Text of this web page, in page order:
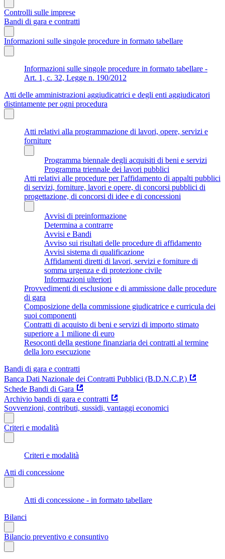
Controlli sulle imprese
Bandi di gara e contratti
Informazioni sulle singole procedure in formato tabellare
Informazioni sulle singole procedure in formato tabellare -
Art. 1, c. 32, Legge n. 190/2012
Atti delle amministrazioni aggiudicatrici e degli enti aggiudicatori
distintamente per ogni procedura
Atti relativi alla programmazione di lavori, opere, servizi e
forniture
Programma biennale degli acquisiti di beni e servizi
Programma triennale dei lavori pubblici
Atti relativi alle procedure per l'affidamento di appalti pubblici
di servizi, forniture, lavori e opere, di concorsi pubblici di
progettazione, di concorsi di idee e di concessioni
Avvisi di preinformazione
Determina a contrarre
Avvisi e Bandi
Avviso sui risultati delle procedure di affidamento
Avvisi sistema di qualificazione
Affidamenti diretti di lavori, servizi e forniture di
somma urgenza e di protezione civile
Informazioni ulteriori
Provvedimenti di esclusione e di ammissione dalle procedure
di gara
Composizione della commissione giudicatrice e curricula dei
suoi componenti
Contratti di acquisto di beni e servizi di importo stimato
superiore a 1 milione di euro
Resoconti della gestione finanziaria dei contratti al termine
della loro esecuzione
Bandi di gara e contratti
Banca Dati Nazionale dei Contratti Pubblici (B.D.N.C.P.)
Schede Bandi di Gara
Archivio bandi di gara e contratti
Sovvenzioni, contributi, sussidi, vantaggi economici
Criteri e modalità
Criteri e modalità
Atti di concessione
Atti di concessione - in formato tabellare
Bilanci
Bilancio preventivo e consuntivo